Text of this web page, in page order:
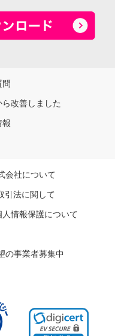
問
改善しました
報
会社について
引法に関して
人情報保護について
の事業者募集中